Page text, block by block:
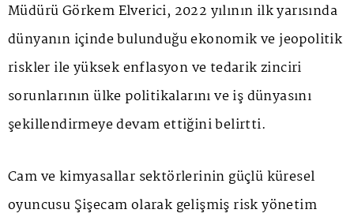
Müdürü Görkem Elverici, 2022 yılının ilk yarısında
dünyanın içinde bulunduğu ekonomik ve jeopolitik
riskler ile yüksek enflasyon ve tedarik zinciri
sorunlarının ülke politikalarını ve iş dünyasını
şekillendirmeye devam ettiğini belirtti.
Cam ve kimyasallar sektörlerinin güçlü küresel
oyuncusu Şişecam olarak gelişmiş risk yönetim